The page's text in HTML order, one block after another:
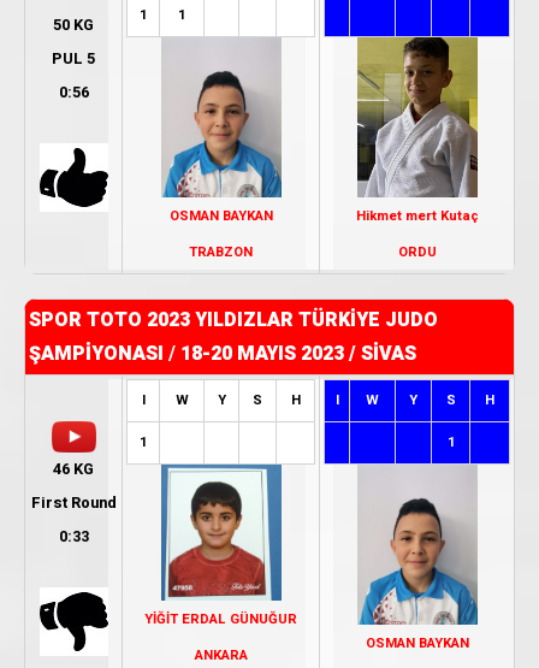
50 KG
PUL 5
0:56
1 1
OSMAN BAYKAN
TRABZON
Hikmet mert Kutaç
ORDU
SPOR TOTO 2023 YILDIZLAR TÜRKİYE JUDO
ŞAMPİYONASI / 18-20 MAYIS 2023 / SİVAS
46 KG
First Round
0:33
I W Y S H
1
YİĞİT ERDAL GÜNUĞUR
ANKARA
I W Y S H
1
OSMAN BAYKAN